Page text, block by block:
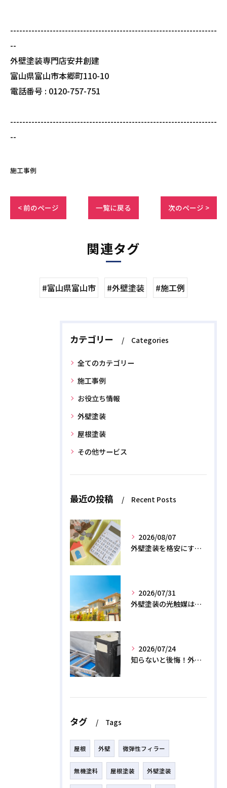
--------------------------------------------------------------------
--
外壁塗装専門店安井創建
富山県富山市本郷町110-10
電話番号 : 0120-757-751
--------------------------------------------------------------------
--
施工事例
< 前のページ 一覧に戻る 次のページ >
関連タグ
#富山県富山市 #外壁塗装 #施工例
カテゴリー Categories
全てのカテゴリー
施工事例
お役立ち情報
外壁塗装
屋根塗装
その他サービス
最近の投稿 Recent Posts
2026/08/07
外壁塗装を格安にする裏ワザ！専門店に直接頼むと数十万浮く？
2026/07/31
外壁塗装の光触媒は効果なし？デメリットと2026年のリアル
2026/07/24
知らないと後悔！外壁塗装で無機質塗料を選ぶデメリットと3つの罠
タグ Tags
屋根 外壁 微弾性フィラー
無機塗料 屋根塗装 外壁塗装